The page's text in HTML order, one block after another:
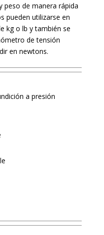
peso de manera rápida
pueden utilizarse en
kg o lb y también se
de tensión
en newtons.
a presión